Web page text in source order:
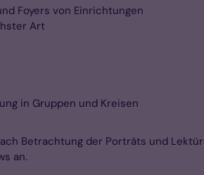
Foyers von Einrichtungen
Art
in Gruppen und Kreisen
Betrachtung der Porträts und
an.